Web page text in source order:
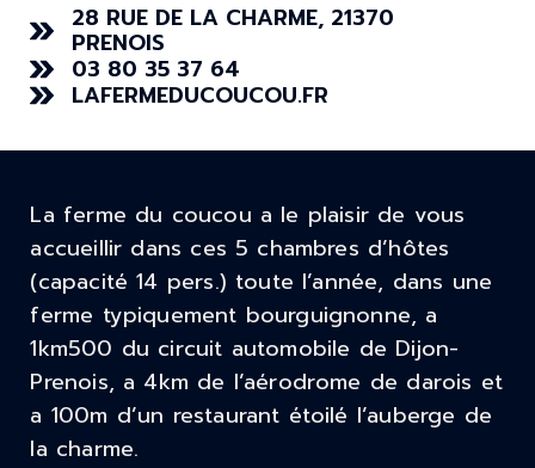
28 RUE DE LA CHARME, 21370
PRENOIS
03 80 35 37 64
LAFERMEDUCOUCOU.FR
La ferme du coucou a le plaisir de vous
accueillir dans ces 5 chambres d’hôtes
(capacité 14 pers.) toute l’année, dans une
ferme typiquement bourguignonne, a
1km500 du circuit automobile de Dijon-
Prenois, a 4km de l’aérodrome de darois et
a 100m d’un restaurant étoilé l’auberge de
la charme.